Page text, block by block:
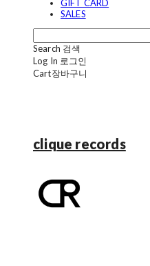
GIFT CARD
SALES
Search 검색
Log In 로그인
Cart장바구니
clique records